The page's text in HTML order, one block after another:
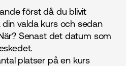
först då du blivit
valda kurs och sedan
Senast det datum som
platser på en kurs